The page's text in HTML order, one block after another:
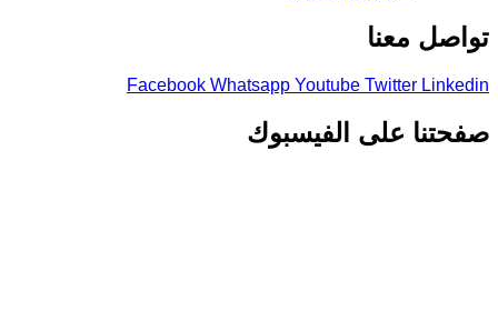
تواصل معنا
Facebook Whatsapp Youtube Twitter Linkedin
صفحتنا على الفيسبوك